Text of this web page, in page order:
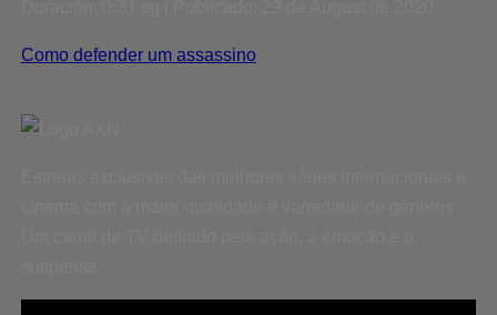
Como defender um assassino